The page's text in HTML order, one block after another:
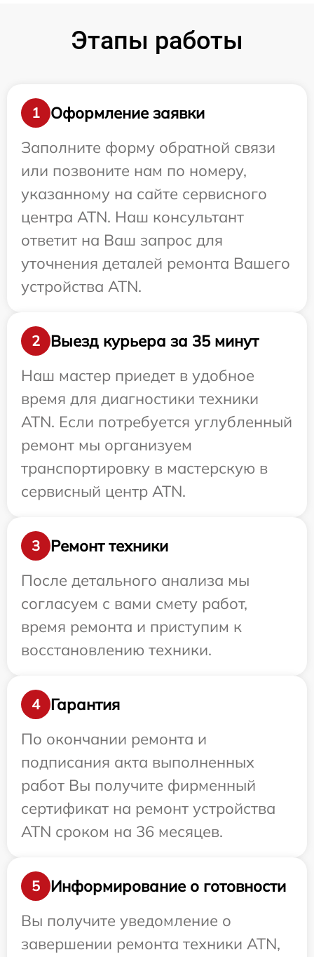
Этапы работы
1
Оформление заявки
Заполните форму обратной связи
или позвоните нам по номеру,
указанному на сайте сервисного
центра ATN. Наш консультант
ответит на Ваш запрос для
уточнения деталей ремонта Вашего
устройства ATN.
2
Выезд курьера за 35 минут
Наш мастер приедет в удобное
время для диагностики техники
ATN. Если потребуется углубленный
ремонт мы организуем
транспортировку в мастерскую в
сервисный центр ATN.
3
Ремонт техники
После детального анализа мы
согласуем с вами смету работ,
время ремонта и приступим к
восстановлению техники.
4
Гарантия
По окончании ремонта и
подписания акта выполненных
работ Вы получите фирменный
сертификат на ремонт устройства
ATN сроком на 36 месяцев.
5
Информирование о готовности
Вы получите уведомление о
завершении ремонта техники ATN,